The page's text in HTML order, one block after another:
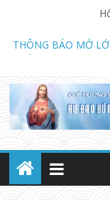
THÔNG BÁO MỞ
NGÀY 13.08.2023
HÔN NHÂN (LÚC 18
CHƯƠNG TRÌNH